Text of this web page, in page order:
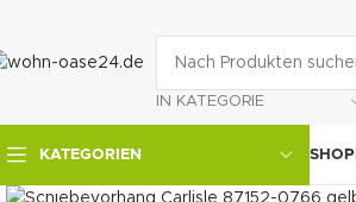
IN KATEGORIE
KATEGORIEN SHOP
klicken um zu vergrößern